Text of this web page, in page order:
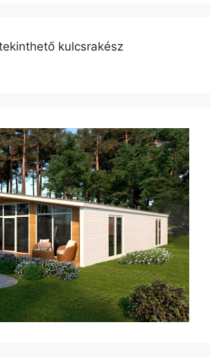
kulcsrakész